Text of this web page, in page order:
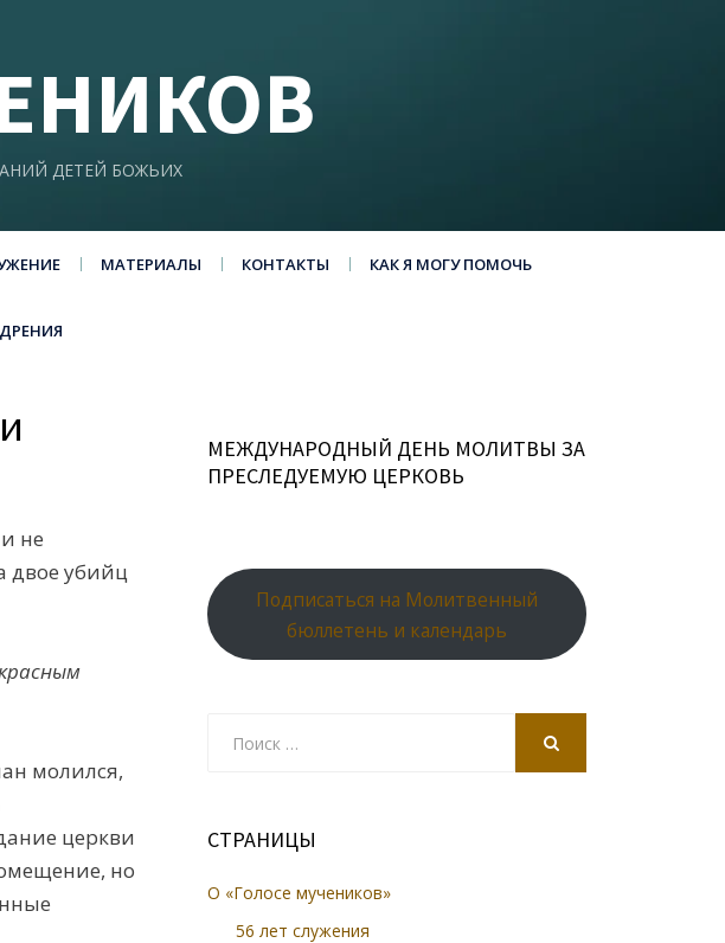
ДЕТЕЙ БОЖЬИХ
МАТЕРИАЛЫ КОНТАКТЫ КАК Я МОГУ ПОМОЧЬ
не
двое убийц
молился,
церкви
но
МЕЖДУНАРОДНЫЙ ДЕНЬ МОЛИТВЫ ЗА
ПРЕСЛЕДУЕМУЮ ЦЕРКОВЬ
Подписаться на Молитвенный
бюллетень и календарь
СТРАНИЦЫ
О «Голосе мучеников»
56 лет служения